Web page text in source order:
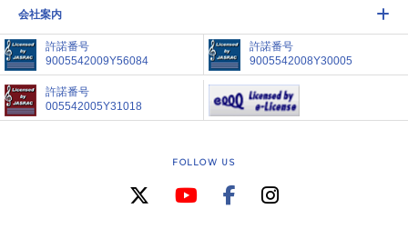
会社案内
許諾番号
9005542009Y56084
許諾番号
9005542008Y30005
許諾番号
005542005Y31018
FOLLOW US